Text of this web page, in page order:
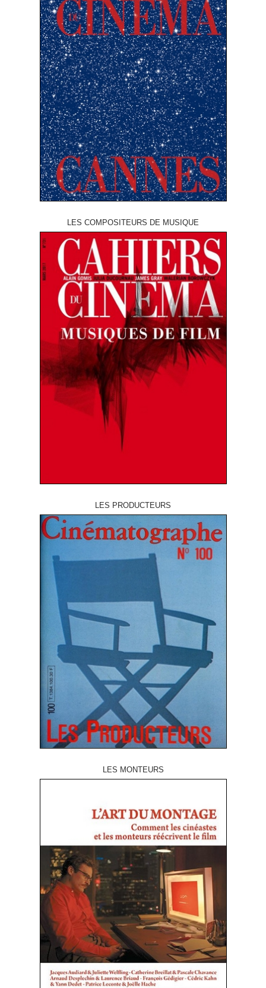
LES COMPOSITEURS DE MUSIQUE
LES PRODUCTEURS
LES MONTEURS